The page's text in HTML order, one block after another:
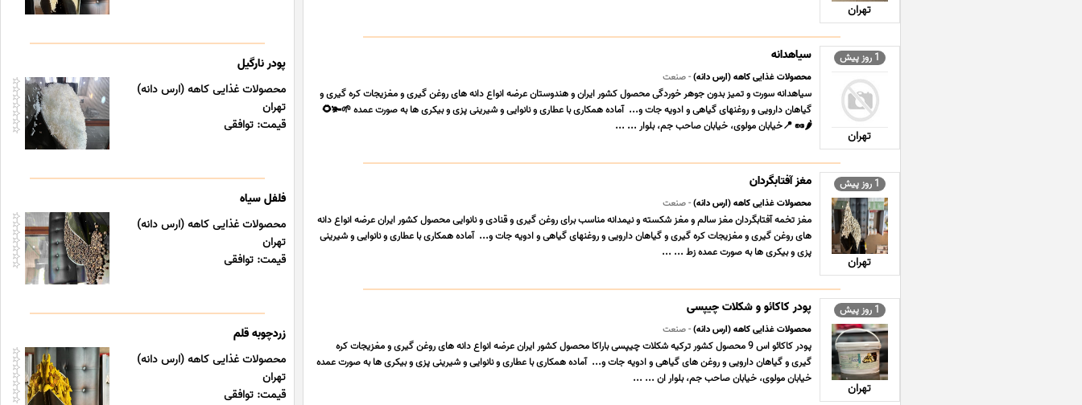
تهران
1 روز پیش
تهران
سیاهدانه
محصولات غذایی کاهه (ارس دانه)- صنعت
سیاهدانه سورت و تمیز بدون جوهر خوردگی محصول کشور ایران و هندوستان عرضه انواع دانه های روغن گیری و مغزیجات کره گیری و
گیاهان دارویی و روغنهای گیاهی و ادویه جات و... ‎ آماده همکاری با عطاری و نانوایی و شیرینی پزی و بیکری ها ‎به صورت عمده 🌱🫚🌻
🌶️🥜 📍خیابان مولوی، خیابان صاحب جم، بلوار ... ...
1 روز پیش
تهران
مغز آفتابگردان
محصولات غذایی کاهه (ارس دانه)- صنعت
مغز تخمه آفتابگردان مغز سالم و مغز شکسته و نیمدانه مناسب برای روغن گیری و قنادی و نانوایی محصول کشور ایران عرضه انواع دانه
های روغن گیری و مغزیجات کره گیری و گیاهان دارویی و روغنهای گیاهی و ادویه جات و... ‎ آماده همکاری با عطاری و نانوایی و شیرینی
پزی و بیکری ها ‎به صورت عمده زط ... ...
1 روز پیش
تهران
پودر کاکائو و شکلات چیپسی
محصولات غذایی کاهه (ارس دانه)- صنعت
پودر کاکائو اس 9 محصول کشور ترکیه شکلات چیپسی باراکا محصول کشور ایران عرضه انواع دانه های روغن گیری و مغزیجات کره
گیری و گیاهان دارویی و روغن های گیاهی و ادویه جات و... ‎ آماده همکاری با عطاری و نانوایی و شیرینی پزی و بیکری ها ‎به صورت عمده
‎خیابان مولوی، خیابان صاحب جم، بلوار ان ... ...
پودر نارگیل
محصولات غذایی کاهه (ارس دانه)
تهران
قیمت: توافقی
فلفل سیاه
محصولات غذایی کاهه (ارس دانه)
تهران
قیمت: توافقی
زردچوبه قلم
محصولات غذایی کاهه (ارس دانه)
تهران
قیمت: توافقی